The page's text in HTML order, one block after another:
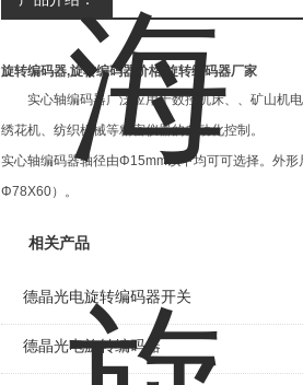
旋转编码器,旋转编码器价格,旋转编码器厂家
实心轴编码器广泛应用于数控机床、、矿山机
绣花机、纺织机械等精密仪器的自动化控制。
实心轴编码器轴径由Φ15mm以下均可可选择。外
Φ78X60）。
相关产品
德晶光电旋转编码器开关
德晶光电旋转编码器